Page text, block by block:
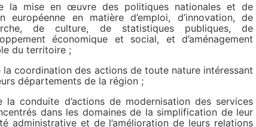
la mise en œuvre des politiques nationales et de
européenne en matière d’emploi, d’innovation, de
de culture, de statistiques publiques, de
économique et social, et d’aménagement
du territoire ;
la coordination des actions de toute nature intéressant
départements de la région ;
la conduite d’actions de modernisation des services
dans les domaines de la simplification de leur
administrative et de l’amélioration de leurs relations